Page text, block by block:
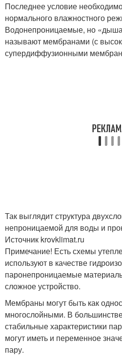
Последнее условие
нормального влажностного
Водонепроницаемые, но
называют мембранами (с
супердиффузионными
Так выглядит структура
непроницаемой для воды и
Источник krovklimat.ru
Примечание! Есть схемы
используют в качестве
паронепроницаемые
сложное устройство.
Мембраны могут быть как
многослойными. В
стабильные характеристики
могут иметь и переменное
пару.